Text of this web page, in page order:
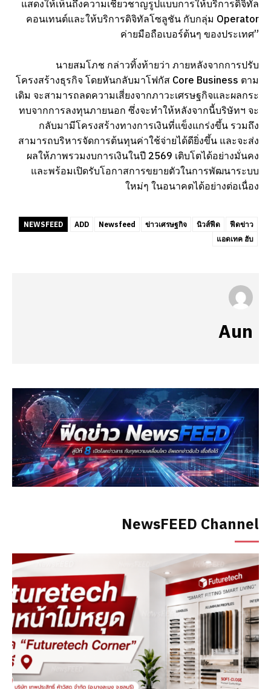
NewsFEED Channel
แสดงให้เห็นถึงความเชี่ยวชาญรูปแบบการให้บริการดิจิทัล
คอนเทนต์และให้บริการดิจิทัลโซลูชัน กับกลุ่ม Operator
ค่ายมือถือเบอร์ต้นๆ ของประเทศ”
นายสมโภช กล่าวทิ้งท้ายว่า ภายหลังจากการปรับ
โครงสร้างธุรกิจ โดยหันกลับมาโฟกัส Core Business ตาม
เดิม จะสามารถลดความเสี่ยงจากภาวะเศรษฐกิจและผลกระ
ทบจากการลงทุนภายนอก ซึ่งจะทำให้หลังจากนี้บริษัทฯ จะ
กลับมามีโครงสร้างทางการเงินที่แข็งแกร่งขึ้น รวมถึง
สามารถบริหารจัดการต้นทุนค่าใช้จ่ายได้ดียิ่งขึ้น และจะส่ง
ผลให้ภาพรวมงบการเงินในปี 2569 เติบโตได้อย่างมั่นคง
และพร้อมเปิดรับโอกาสการขยายตัวในการพัฒนาระบบ
ใหม่ๆ ในอนาคตได้อย่างต่อเนื่อง
NEWSFEED ADD Newsfeed ข่าวเศรษฐกิจ นิวส์ฟีด
ฟีดข่าว
แอดเทค ฮับ
Aun